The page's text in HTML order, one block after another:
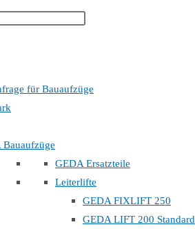
für Bauaufzüge
Bauaufzüge
GEDA Ersatzteile
Leiterlifte
GEDA FIXLIFT 250
GEDA LIFT 200 Standard